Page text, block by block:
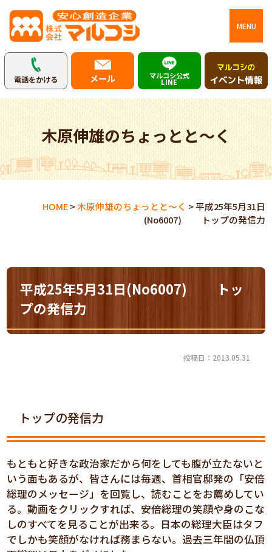
MENU
電話をかける メール マルコシ公式
LINE
木原伸雄のちょっとと～く
HOME>木原伸雄のちょっとと～く >平成25年5月31日
(No6007) トップの発信力
平成25年5月31日(No6007) トッ
プの発信力
投稿日：2013.05.31
トップの発信力
もともと好きな政治家だから何をしても腹が立たないと
いう面もあるが、皆さんには毎週、首相官邸発の「安倍
総理のメッセージ」を回覧し、読むことをお薦めしてい
る。動画をクリックすれば、安倍総理の笑顔や身のこな
しのすべてを見ることが出来る。日本の総理大臣はタフ
でしかも笑顔がなければ務まらない。過去三年間の仏頂